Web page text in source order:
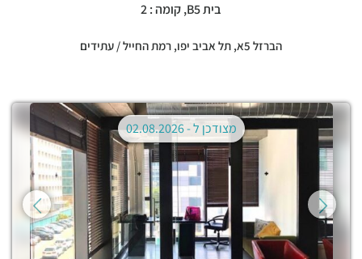
בית B5, קומה : 2
הברזל 5א, תל אביב יפו, רמת החייל / עתידים
מצודכן ל -02.08.2026